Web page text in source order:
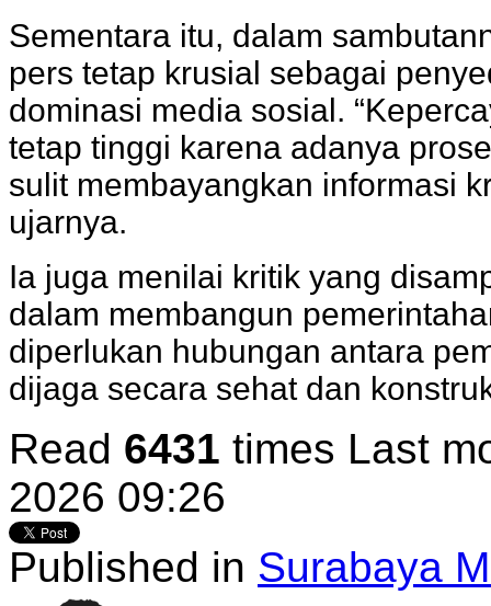
Sementara itu, dalam
pers tetap krusial sebagai
dominasi media sosial.
tetap tinggi karena adanya
sulit membayangkan informasi
ujarnya.
Ia juga menilai kritik yang
dalam membangun
diperlukan hubungan antara
dijaga secara sehat dan
Read 6431 times Last
2026 09:26
Published in Surabaya